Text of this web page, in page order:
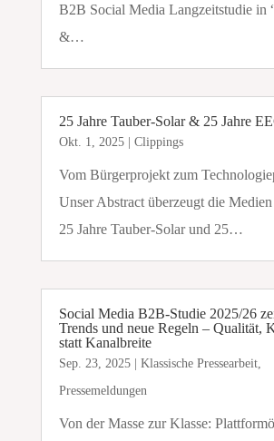
B2B Social Media Langzeitstudie in
&…
25 Jahre Tauber-Solar & 25 Jahre
Okt. 1, 2025| Clippings
Vom Bürgerprojekt zum
Unser Abstract überzeugt die
25 Jahre Tauber-Solar und 25…
Social Media B2B-Studie 2025/26
Trends und neue Regeln – Qualität,
statt Kanalbreite
Sep. 23, 2025| Klassische Pressearbeit,
Pressemeldungen
Von der Masse zur Klasse: